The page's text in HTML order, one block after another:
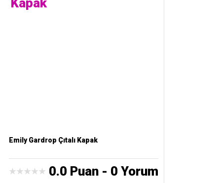
Emily Gardrop Çıtalı Kapak
0.0 Puan - 0 Yorum